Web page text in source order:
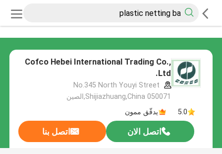
Cofco Hebei International Trading Co.,
Ltd.
No.345 North Youyi Street
Shijiazhuang,China 050071,الصين
5.0
يدقّق ممون
اتصل الان اتصل بنا